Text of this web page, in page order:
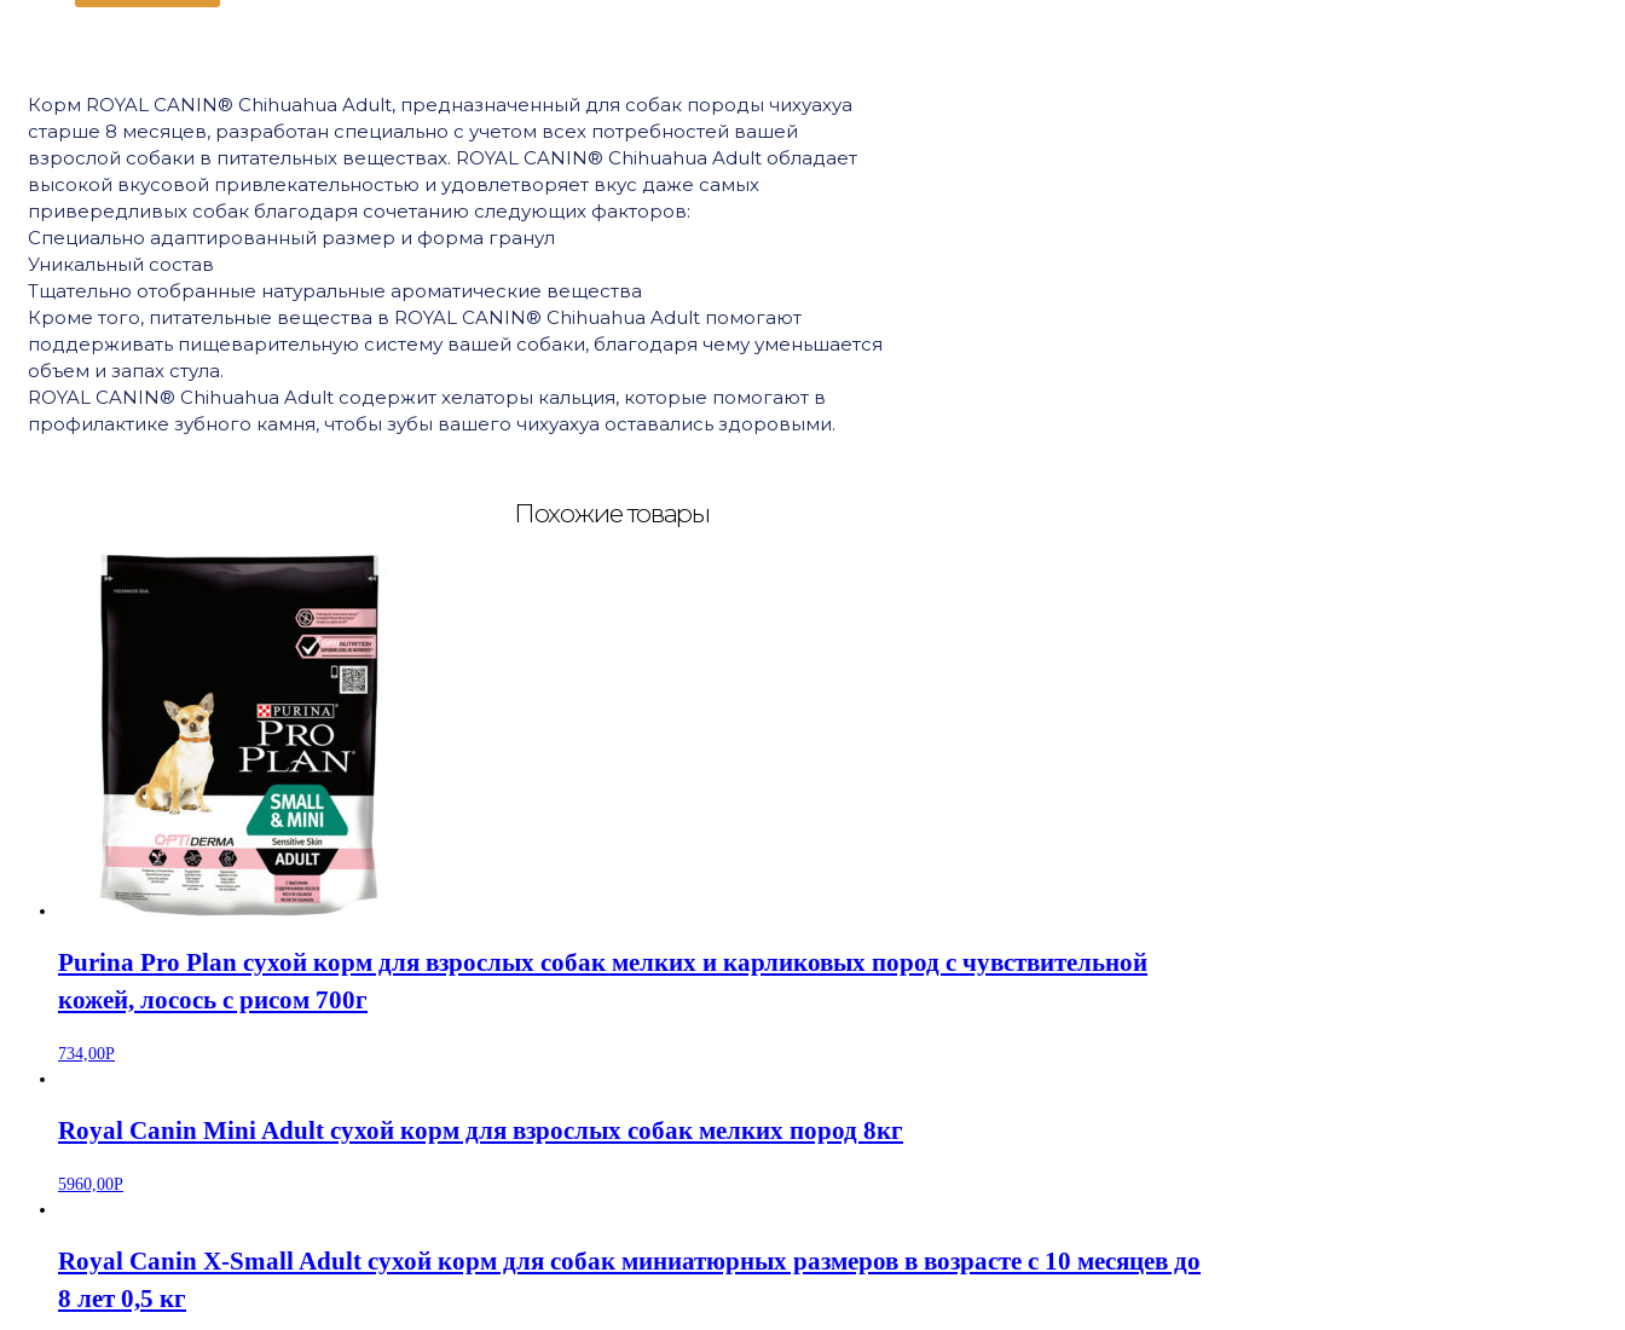
Adult
сухой
корм
для
взрослых
собак
породы
Чихуахуа
1,5
Корм ROYAL CANIN® Chihuahua Adult, предназначенный для собак породы чихуахуа
старше 8 месяцев, разработан специально с учетом всех потребностей вашей
взрослой собаки в питательных веществах. ROYAL CANIN® Chihuahua Adult обладает
высокой вкусовой привлекательностью и удовлетворяет вкус даже самых
привередливых собак благодаря сочетанию следующих факторов:
Специально адаптированный размер и форма гранул
Уникальный состав
Тщательно отобранные натуральные ароматические вещества
Кроме того, питательные вещества в ROYAL CANIN® Chihuahua Adult помогают
поддерживать пищеварительную систему вашей собаки, благодаря чему уменьшается
объем и запах стула.
ROYAL CANIN® Chihuahua Adult содержит хелаторы кальция, которые помогают в
профилактике зубного камня, чтобы зубы вашего чихуахуа оставались здоровыми.
Похожие товары
Purina Pro Plan сухой корм для взрослых собак мелких и карликовых пород с чувствительной
кожей, лосось с рисом 700г
734,00Р
Royal Canin Mini Adult сухой корм для взрослых собак мелких пород 8кг
5960,00Р
Royal Canin X-Small Adult сухой корм для собак миниатюрных размеров в возрасте c 10 месяцев до
8 лет 0,5 кг